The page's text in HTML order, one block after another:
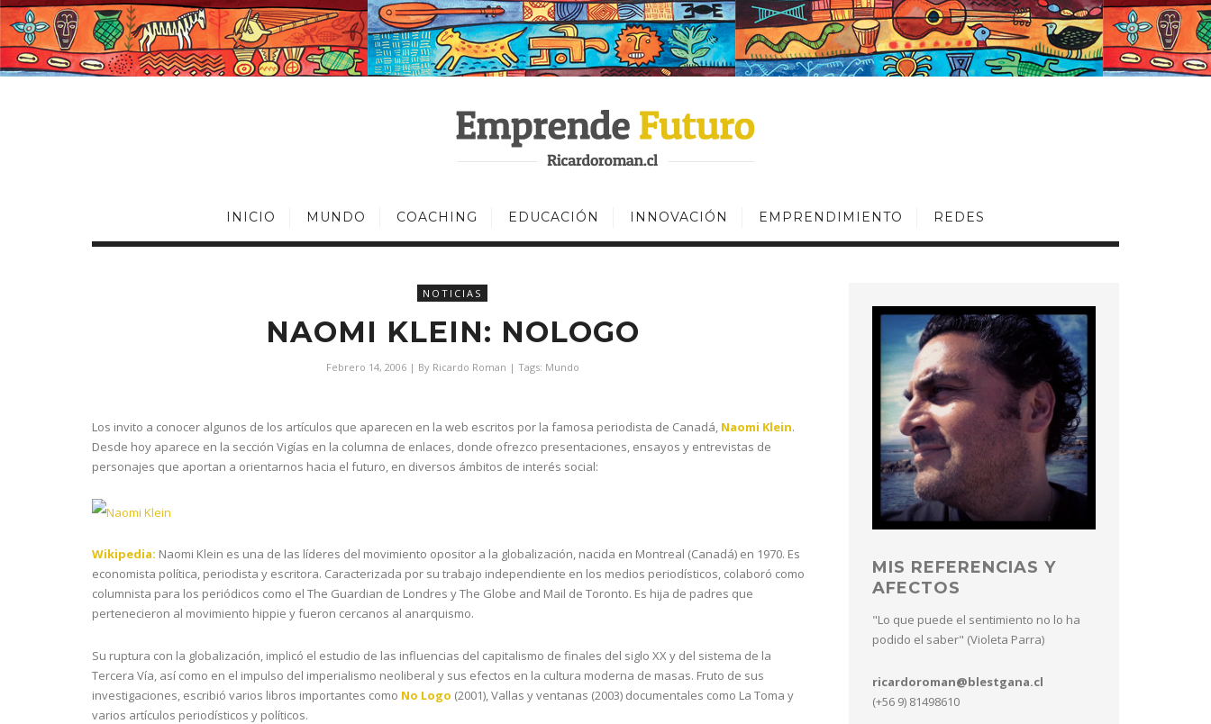
INICIO MUNDO COACHING EDUCACIÓN INNOVACIÓN EMPRENDIMIENTO REDES
NOTICIAS
NAOMI KLEIN: NOLOGO
Febrero 14, 2006 | By Ricardo Roman | Tags: Mundo
Los invito a conocer algunos de los artículos que aparecen en la web escritos por la famosa periodista de Canadá, Naomi Klein.
Desde hoy aparece en la sección Vigías en la columna de enlaces, donde ofrezco presentaciones, ensayos y entrevistas de
personajes que aportan a orientarnos hacia el futuro, en diversos ámbitos de interés social:
Naomi Klein
Wikipedia: Naomi Klein es una de las líderes del movimiento opositor a la globalización, nacida en Montreal (Canadá) en 1970. Es
economista política, periodista y escritora. Caracterizada por su trabajo independiente en los medios periodísticos, colaboró como
columnista para los periódicos como el The Guardian de Londres y The Globe and Mail de Toronto. Es hija de padres que
pertenecieron al movimiento hippie y fueron cercanos al anarquismo.
Su ruptura con la globalización, implicó el estudio de las influencias del capitalismo de finales del siglo XX y del sistema de la
Tercera Vía, así como en el impulso del imperialismo neoliberal y sus efectos en la cultura moderna de masas. Fruto de sus
investigaciones, escribió varios libros importantes como No Logo (2001), Vallas y ventanas (2003) documentales como La Toma y
varios artículos periodísticos y políticos.
MIS REFERENCIAS Y
AFECTOS
"Lo que puede el sentimiento no lo ha
podido el saber" (Violeta Parra)
ricardoroman@blestgana.cl
(+56 9) 81498610